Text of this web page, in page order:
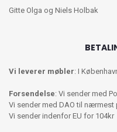
Gitte Olga og Niels Holbak
Vi leverer møbler: I
Forsendelse: Vi sender med
Vi sender med DAO til nærmest
Vi sender indenfor EU for 104kr